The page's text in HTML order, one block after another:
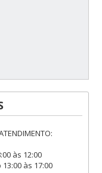
às 12:00
às 17:00